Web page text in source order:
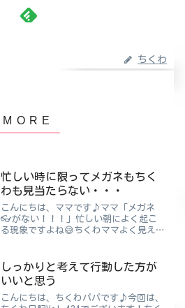
ちくわ
忙しい時に限ってメガネもちく
わも見当たらない・・・
こんにちは、ママです♪ママ「メガネ
👓がない！！！」忙しい朝によく起こ
る現象ですよね😅ちくわママよく見え
余裕がない↓メガネ👓を適当に置く↓
余裕がないから忘れるたぶんこんな
感...
しっかりと考えて行動した方が
いいと思う
こんにちは、ちくわパパです♪今回は、